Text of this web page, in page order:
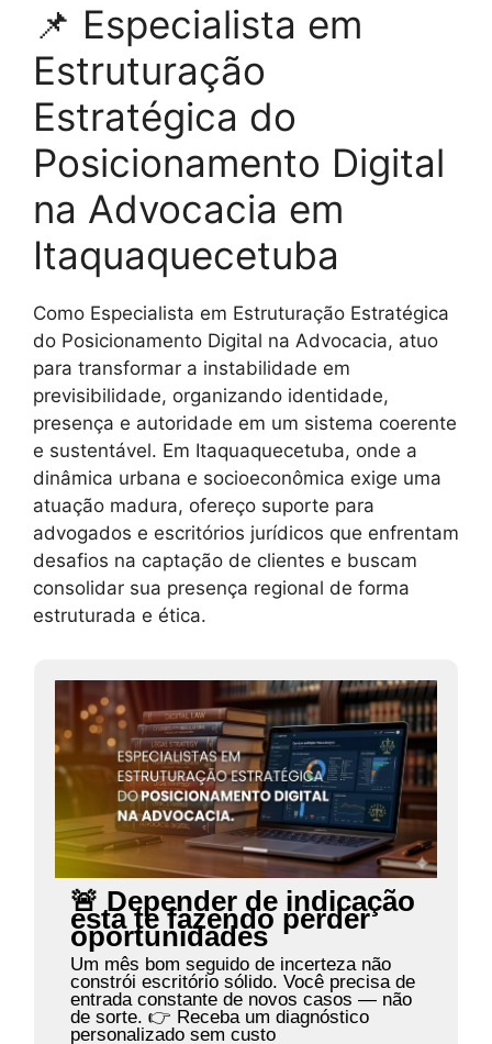
📌 Especialista em
Estruturação
Estratégica do
Posicionamento Digital
na Advocacia em
Itaquaquecetuba
Como Especialista em Estruturação Estratégica
do Posicionamento Digital na Advocacia, atuo
para transformar a instabilidade em
previsibilidade, organizando identidade,
presença e autoridade em um sistema coerente
e sustentável. Em Itaquaquecetuba, onde a
dinâmica urbana e socioeconômica exige uma
atuação madura, ofereço suporte para
advogados e escritórios jurídicos que enfrentam
desafios na captação de clientes e buscam
consolidar sua presença regional de forma
estruturada e ética.
🚨 Depender de indicação
está te fazendo perder
oportunidades
Um mês bom seguido de incerteza não
constrói escritório sólido. Você precisa de
entrada constante de novos casos — não
de sorte. 👉 Receba um diagnóstico
personalizado sem custo